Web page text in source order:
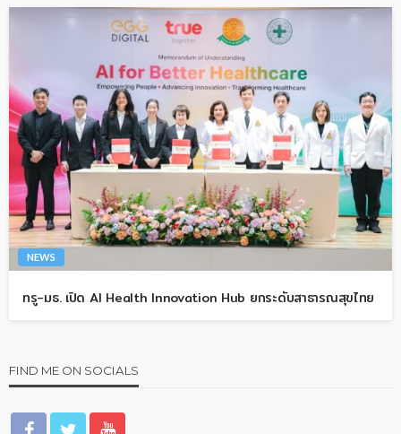
NEWS
ทรู-มธ. เปิด AI Health Innovation Hub ยกระดับสาธารณสุขไทย
FIND ME ON SOCIALS